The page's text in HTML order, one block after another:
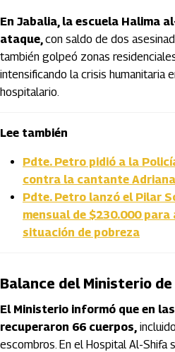
En Jabalia, la escuela Halima
ataque,con saldo de dos
también golpeó zonas
intensificando la crisis humanitaria
hospitalario.
Lee también
Pdte. Petro pidió a la
contra la cantante
Pdte. Petro lanzó el Pilar
mensual de $230.000
situación de pobreza
Balance del Ministerio de
El Ministerio informó que en
recuperaron 66 cuerpos,
escombros. En el Hospital Al-Shifa